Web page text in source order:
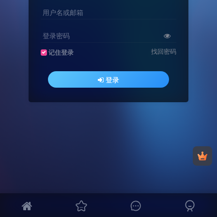
用户名或邮箱
登录密码
记住登录 找回密码
登录